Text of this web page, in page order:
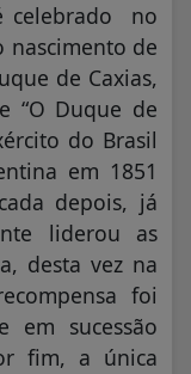
celebrado no
nascimento de
de Caxias,
“O Duque de
do Brasil
em 1851
depois, já
liderou as
desta vez na
foi
em sucessão
fim, a única